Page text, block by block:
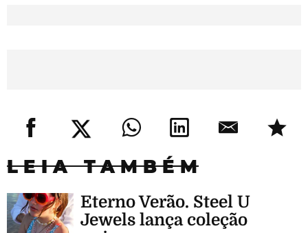
LEIA TAMBÉM
Eterno Verão. Steel U
Jewels lança coleção